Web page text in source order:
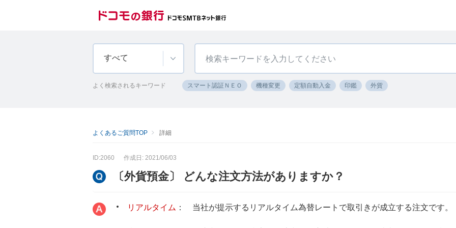
すべて
よく検索されるキーワード スマート認証ＮＥＯ 機種変更 定額自動入金 印鑑 外貨
よくあるご質問TOP 詳細
ID:2060 作成日: 2021/06/03
〔外貨預金〕 どんな注文方法がありますか？
リアルタイム ： 当社が提示するリアルタイム為替レートで取引きが成立する注文です。